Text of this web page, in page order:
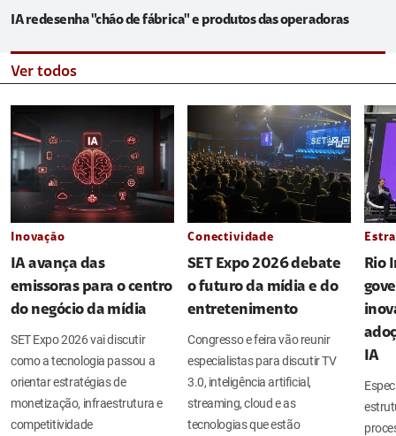
IA redesenha "chão de fábrica" e produtos das operadoras
Ver todos
Inovação
IA avança das
emissoras para o centro
do negócio da mídia
SET Expo 2026 vai discutir
como a tecnologia passou a
orientar estratégias de
monetização, infraestrutura e
competitividade
Conectividade
SET Expo 2026 debate
o futuro da mídia e do
entretenimento
Congresso e feira vão reunir
especialistas para discutir TV
3.0, inteligência artificial,
streaming, cloud e as
tecnologias que estão
Rio
IA